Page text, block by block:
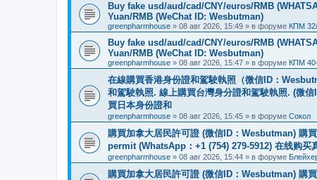
Buy fake usd/aud/cad/CNY/euros/RMB
Yuan/RMB (WeChat ID: Wesbutman)
greenpharmhouse » 08 авг 2026, 15:49 » в форуме КПМ
Buy fake usd/aud/cad/CNY/euros/RMB
Yuan/RMB (WeChat ID: Wesbutman)
greenpharmhouse » 08 авг 2026, 15:47 » в форуме КПМ
在線購買香港身份證和駕駛執照（微信ID：
和駕駛執照. 線上購買台灣身分證和駕駛執照. (微
買日本身份證和
greenpharmhouse » 08 авг 2026, 15:45 » в форуме Сокол
購買加拿大居民許可證 (微信ID：Wesbutman) 購
permit (WhatsApp：+1 (754) 279-5912) 在线购买
greenpharmhouse » 08 авг 2026, 15:44 » в форуме
購買加拿大居民許可證 (微信ID：Wesbutman) 購